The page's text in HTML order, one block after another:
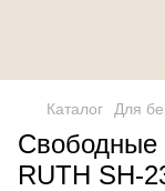
Каталог Для
RUTH SH-